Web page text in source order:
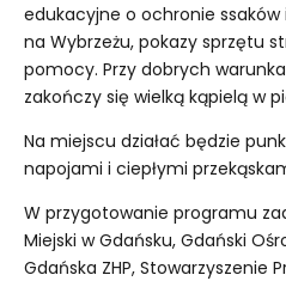
edukacyjne o ochronie
na Wybrzeżu, pokazy sprzętu
pomocy. Przy dobrych
zakończy się wielką kąpielą w
Na miejscu działać będzie
napojami i ciepłymi
W przygotowanie programu
Miejski w Gdańsku, Gdański
Gdańska ZHP, Stowarzyszenie